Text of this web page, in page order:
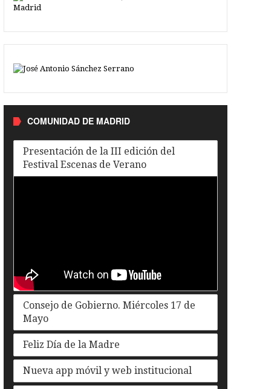
COMUNIDAD DE MADRID
Presentación de la III edición del
Festival Escenas de Verano
Consejo de Gobierno. Miércoles 17 de
Mayo
Feliz Día de la Madre
Nueva app móvil y web institucional